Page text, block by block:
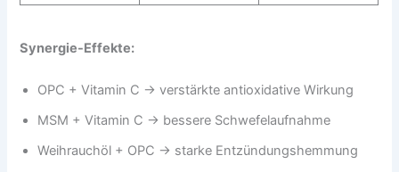
Synergie-Effekte:
OPC + Vitamin C → verstärkte antioxidative Wirkung
MSM + Vitamin C → bessere Schwefelaufnahme
Weihrauchöl + OPC → starke Entzündungshemmung